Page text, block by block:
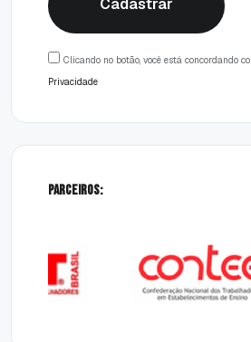
Cadastrar
Clicando no botão, você está concordando
Privacidade
Parceiros: